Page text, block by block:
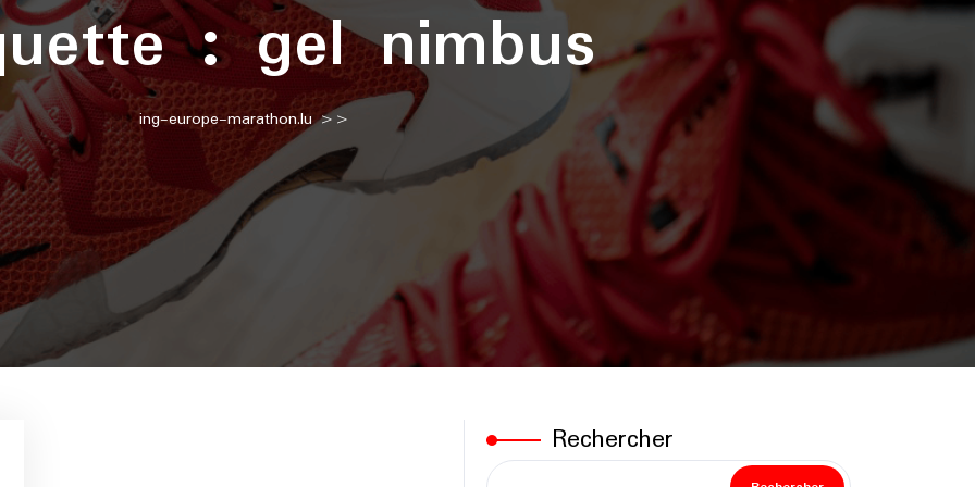
:gel nimbus
ing-europe-marathon.lu>>
Rechercher